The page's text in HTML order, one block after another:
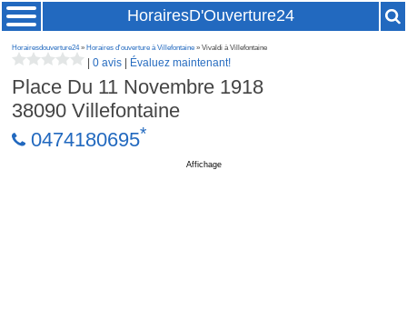
HorairesD'Ouverture24
Horairesdouverture24» Horaires d'ouverture à Villefontaine » Vivaldi à Villefontaine
|0 avis Évaluez maintenant!
Place Du 11 Novembre 1918
38090Villefontaine
0474180695*
Affichage